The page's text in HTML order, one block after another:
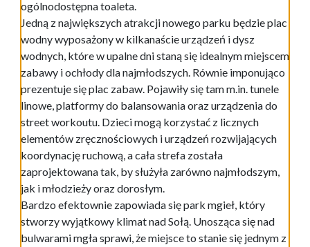
ogólnodostępna toaleta.
Jedną z największych atrakcji nowego parku będzie plac
wodny wyposażony w kilkanaście urządzeń i dysz
wodnych, które w upalne dni staną się idealnym miejscem
zabawy i ochłody dla najmłodszych. Równie imponująco
prezentuje się plac zabaw. Pojawiły się tam m.in. tunele
linowe, platformy do balansowania oraz urządzenia do
street workoutu. Dzieci mogą korzystać z licznych
elementów zręcznościowych i urządzeń rozwijających
koordynację ruchową, a cała strefa została
zaprojektowana tak, by służyła zarówno najmłodszym,
jak i młodzieży oraz dorosłym.
Bardzo efektownie zapowiada się park mgieł, który
stworzy wyjątkowy klimat nad Sołą. Unosząca się nad
bulwarami mgła sprawi, że miejsce to stanie się jednym z